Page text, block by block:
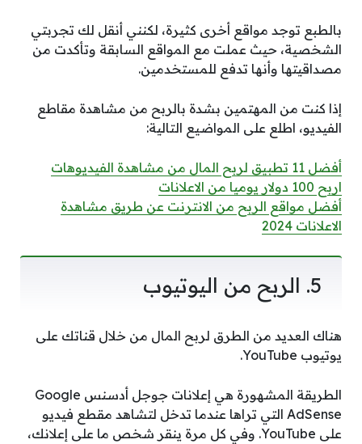
بالطبع توجد مواقع أخرى كثيرة، لكنني أنقل لك تجربتي
الشخصية، حيث عملت مع المواقع السابقة وتأكدت من
مصداقيتها وأنها تدفع للمستخدمين.
إذا كنت من المهتمين بشدة بالربح من مشاهدة مقاطع
الفيديو، اطلع على المواضيع التالية:
أفضل 11 تطبيق لربح المال من مشاهدة الفيديوهات
اربح 100 دولار يوميا من الاعلانات
أفضل مواقع الربح من الانترنت عن طريق مشاهدة
الاعلانات 2024
5. الربح من اليوتيوب
هناك العديد من الطرق لربح المال من خلال قناتك على
يوتيوب YouTube.
الطريقة المشهورة هي إعلانات جوجل أدسنس Google
AdSense التي تراها عندما تدخل لتشاهد مقطع فيديو
على YouTube. وفي كل مرة ينقر شخص ما على إعلانك،